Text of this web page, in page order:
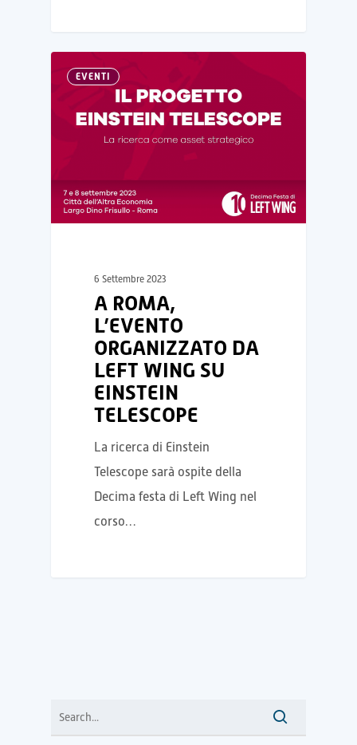
EVENTI
6 Settembre 2023
A ROMA,
L’EVENTO
ORGANIZZATO DA
LEFT WING SU
EINSTEIN
TELESCOPE
La ricerca di Einstein
Telescope sarà ospite della
Decima festa di Left Wing nel
corso…